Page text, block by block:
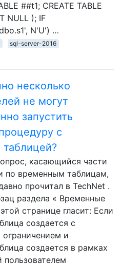
##t1; CREATE TABLE
NULL ); IF
N'U') …
sql-server-2016
несколько
не могут
запустить
с
касающийся части
по временным таблицам,
прочитал в TechNet .
раздела « Временные
странице гласит: Если
создается с
и
создается в рамках
пользователем